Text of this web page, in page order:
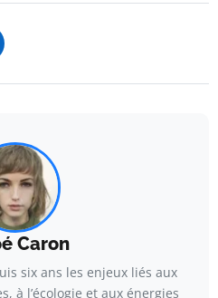
Caron
six ans les enjeux liés aux
à l’écologie et aux énergies